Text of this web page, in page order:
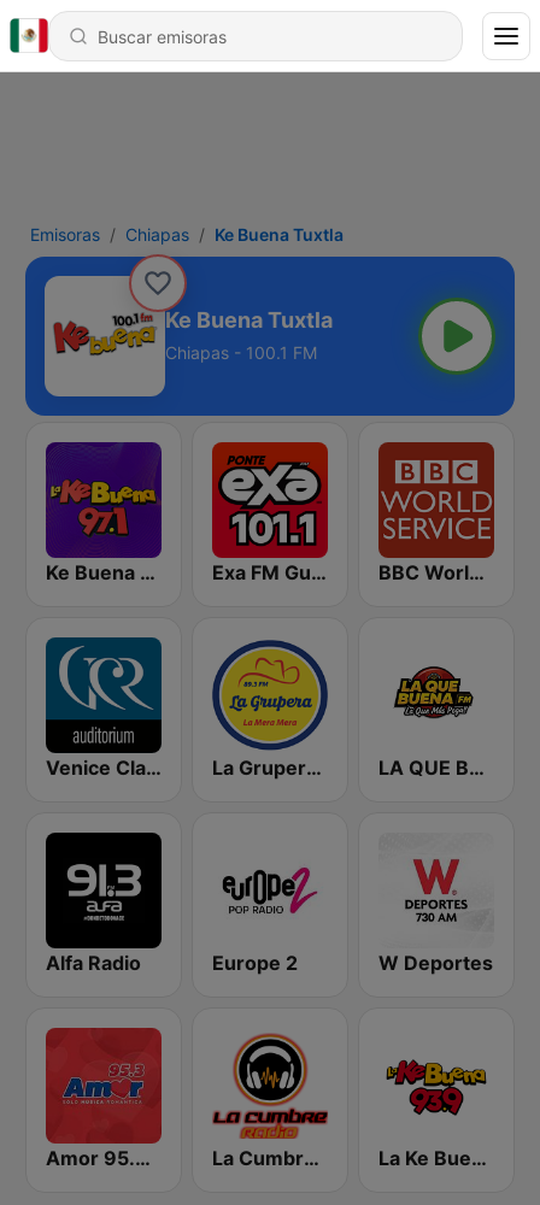
Emisoras Chiapas Ke Buena Tuxtla
Ke Buena Tuxtla
Chiapas - 100.1 FM
Ke Buena 97.1 FM Exa FM Guadalajara BBC World Service
Venice Classic Radio | VCR Auditorium La Grupera 89.3 FM LA QUE BUENA FM
Alfa Radio Europe 2 W Deportes
Amor 95.3 FM La Cumbre Radio La Ke Buena 93.9 FM